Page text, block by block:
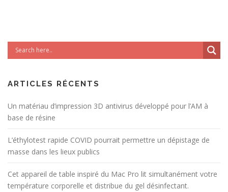
ARTICLES RÉCENTS
Un matériau d’impression 3D antivirus développé pour l’AM à
base de résine
L’éthylotest rapide COVID pourrait permettre un dépistage de
masse dans les lieux publics
Cet appareil de table inspiré du Mac Pro lit simultanément votre
température corporelle et distribue du gel désinfectant.